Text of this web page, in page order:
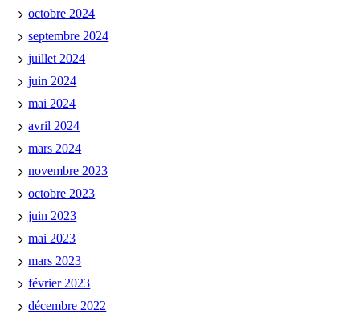
octobre 2024
septembre 2024
juillet 2024
juin 2024
mai 2024
avril 2024
mars 2024
novembre 2023
octobre 2023
juin 2023
mai 2023
mars 2023
février 2023
décembre 2022